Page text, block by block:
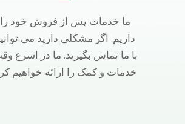
ما خدمات پس از فروش خود را
داریم. اگر مشکلی دارید می
با ما تماس بگیرید. ما در اسرع
خدمات و کمک را ارائه خواهیم